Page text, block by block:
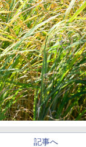
記事へ